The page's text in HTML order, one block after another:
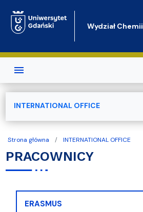
Wydział Chemii
Strona główna INTERNATIONAL OFFICE
PRACOWNICY
ERASMUS
INTERNATIONAL OFFICE